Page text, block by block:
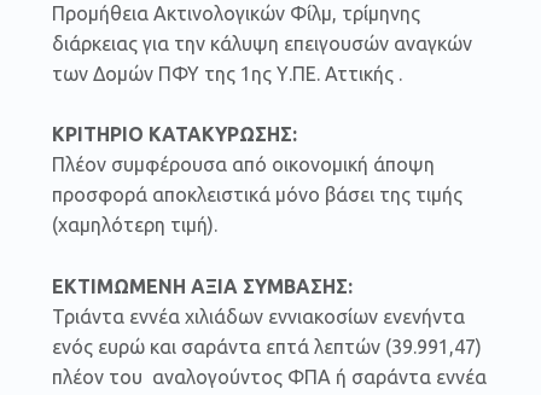
Προμήθεια Ακτινολογικών Φίλμ, τρίμηνης
διάρκειας για την κάλυψη επειγουσών αναγκών
των Δομών ΠΦΥ της 1ης Υ.ΠΕ. Αττικής .
ΚΡΙΤΗΡΙΟ ΚΑΤΑΚΥΡΩΣΗΣ:
Πλέον συμφέρουσα από οικονομική άποψη
προσφορά αποκλειστικά μόνο βάσει της τιμής
(χαμηλότερη τιμή).
ΕΚΤΙΜΩΜΕΝΗ ΑΞΙΑ ΣΥΜΒΑΣΗΣ:
Τριάντα εννέα χιλιάδων εννιακοσίων ενενήντα
ενός ευρώ και σαράντα επτά λεπτών (39.991,47)
πλέον του αναλογούντος ΦΠΑ ή σαράντα εννέα